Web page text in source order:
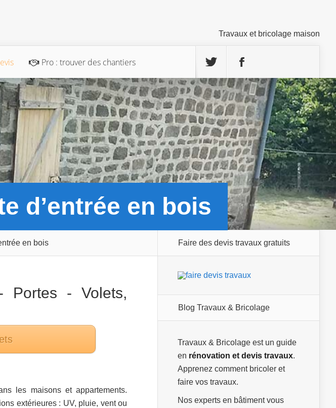
Travaux et bricolage maison
Pro : trouver des chantiers
d’entrée en bois
en bois
Portes - Volets,
les maisons et appartements.
extérieures : UV, pluie, vent ou
Faire des devis travaux gratuits
Blog Travaux & Bricolage
Travaux & Bricolage est un guide
en rénovation et devis travaux.
Apprenez comment bricoler et
faire vos travaux.
Nos experts en bâtiment vous